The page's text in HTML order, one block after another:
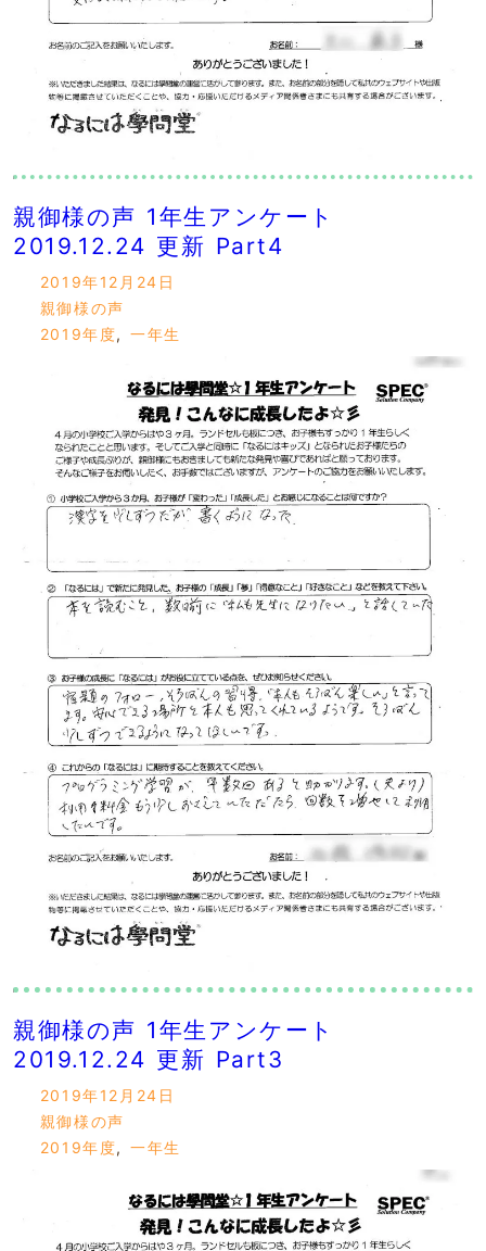
親御様の声 1年生アンケート
2019.12.24 更新 Part4
2019年12月24日
親御様の声
2019年度,一年生
親御様の声 1年生アンケート
2019.12.24 更新 Part3
2019年12月24日
親御様の声
2019年度,一年生